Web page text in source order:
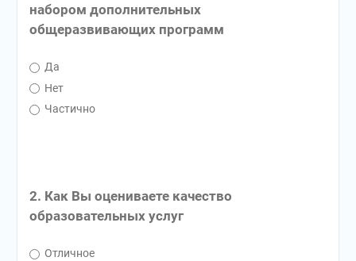
набором дополнительных
общеразвивающих программ
Да
Нет
Частично
2. Как Вы оцениваете качество
образовательных услуг
Отличное